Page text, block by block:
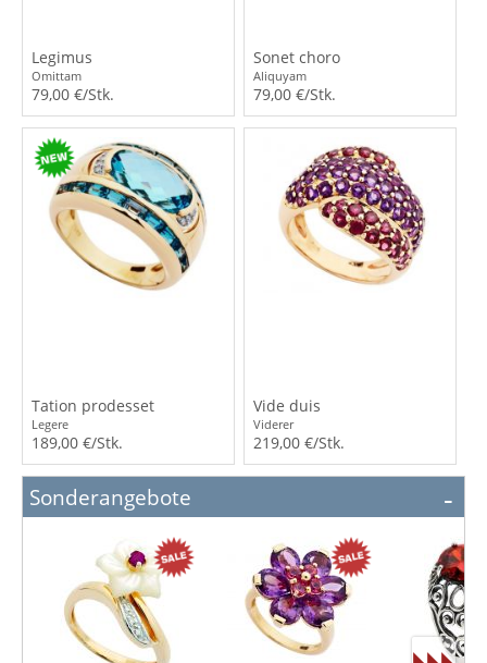
Legimus
Omittam
79,00 €/Stk.
Sonet choro
Aliquyam
79,00 €/Stk.
Tation prodesset
Legere
189,00 €/Stk.
Vide duis
Viderer
219,00 €/Stk.
Sonderangebote